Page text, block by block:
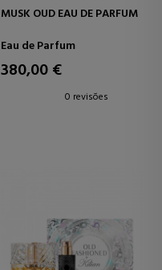
MUSK OUD EAU DE PARFUM
Eau de Parfum
380,00 €
0 revisões